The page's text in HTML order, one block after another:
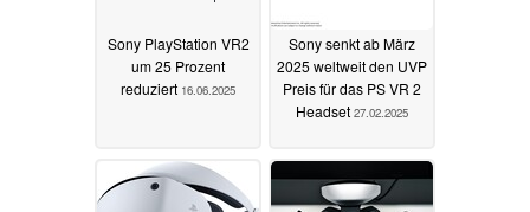
Sony PlayStation VR2
um 25 Prozent
reduziert 16.06.2025
Sony senkt ab März
2025 weltweit den UVP
Preis für das PS VR 2
Headset 27.02.2025